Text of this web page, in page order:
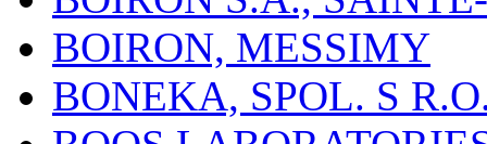
BOIRON, MESSIMY
BONEKA, SPOL. S